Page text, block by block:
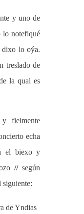
y uno de
lo notefiqué
dixo lo oýa.
treslado de
la qual es
fielmente
echa
el biexo y
//según
siguiente:
de Yndias